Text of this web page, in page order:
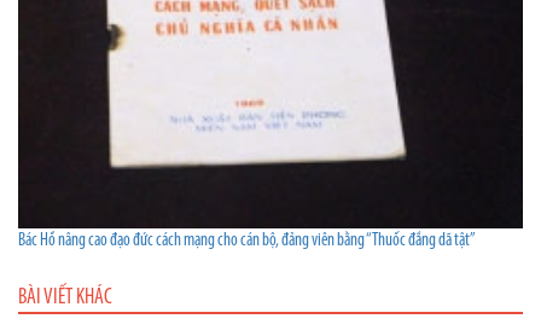
Bác Hồ nâng cao đạo đức cách mạng cho cán bộ, đảng viên bằng “Thuốc đắng dã tật”
BÀI VIẾT KHÁC